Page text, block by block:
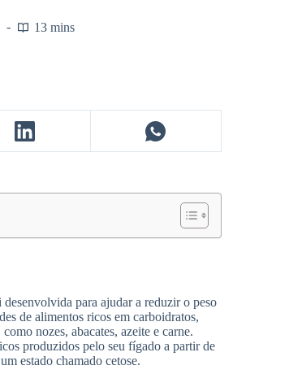
13 mins
para ajudar a reduzir o peso
de alimentos ricos em carboidratos,
nozes, abacates, azeite e carne.
produzidos pelo seu fígado a partir de
estado chamado cetose.